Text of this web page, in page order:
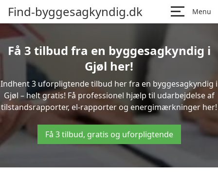
Find-byggesagkyndig.dk Menu
Få 3 tilbud fra en byggesagkyndig i
Gjøl her!
Indhent 3 uforpligtende tilbud her fra en byggesagkyndig i
Gjøl – helt gratis! Få professionel hjælp til udarbejdelse af
tilstandsrapporter, el-rapporter og energimærkninger her!
Få 3 tilbud, gratis og uforpligtende